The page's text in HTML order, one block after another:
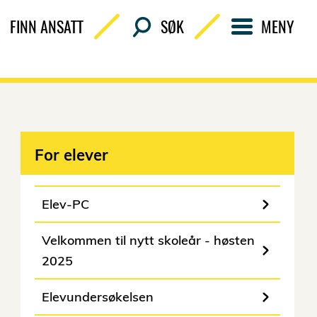
FINN ANSATT SØK MENY
For elever
Elev-PC
Velkommen til nytt skoleår - høsten
2025
Elevundersøkelsen